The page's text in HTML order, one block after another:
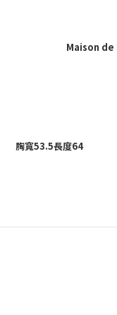
Maison de
胸寬53.5長度64